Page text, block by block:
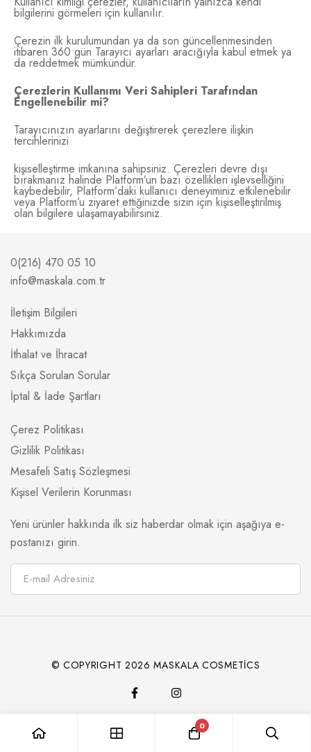
bilgilerini görmeleri için kullanılır.
Çerezin ilk kurulumundan ya da son güncellenmesinden
itibaren 360 gün Tarayıcı ayarları aracığıyla kabul etmek ya
da reddetmek mümkündür.
Çerezlerin Kullanımı Veri Sahipleri Tarafından
Engellenebilir mi?
Tarayıcınızın ayarlarını değiştirerek çerezlere ilişkin
tercihlerinizi
kişiselleştirme imkanına sahipsiniz. Çerezleri devre dışı
bırakmanız halinde Platform’un bazı özellikleri işlevselliğini
kaybedebilir, Platform’daki kullanıcı deneyiminiz etkilenebilir
veya Platform’u ziyaret ettiğinizde sizin için kişiselleştirilmiş
olan bilgilere ulaşamayabilirsiniz.
0(216) 470 05 10
info@maskala.com.tr
İletişim Bilgileri
Hakkımızda
İthalat ve İhracat
Sıkça Sorulan Sorular
İptal & İade Şartları
Çerez Politikası
Gizlilik Politikası
Mesafeli Satış Sözleşmesi
Kişisel Verilerin Korunması
Yeni ürünler hakkında ilk siz haberdar olmak için aşağıya e-
postanızı girin.
© COPYRIGHT 2026 MASKALA COSMETİCS
0